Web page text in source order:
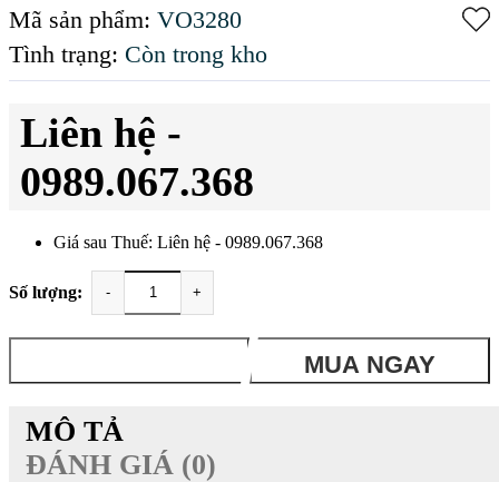
Mã sản phẩm: VO3280
Tình trạng: Còn trong kho
Liên hệ -
0989.067.368
Giá sau Thuế: Liên hệ - 0989.067.368
Số lượng: - +
MUA NGAY
MÔ TẢ
ĐÁNH GIÁ (0)